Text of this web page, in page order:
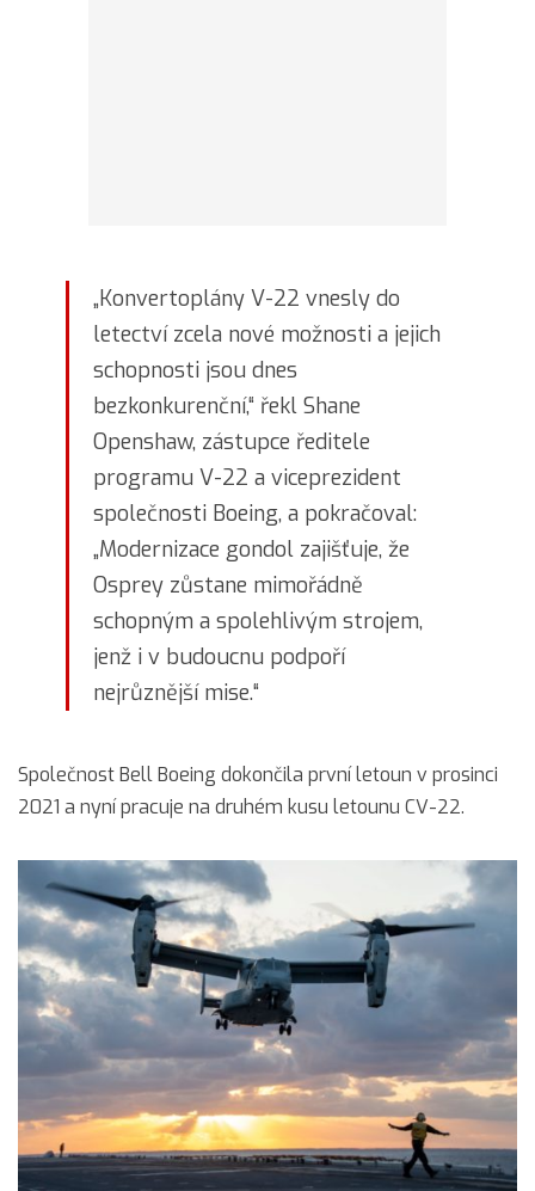
„Konvertoplány V-22 vnesly do
letectví zcela nové možnosti a jejich
schopnosti jsou dnes
bezkonkurenční,“ řekl Shane
Openshaw, zástupce ředitele
programu V-22 a viceprezident
společnosti Boeing, a pokračoval:
„Modernizace gondol zajišťuje, že
Osprey zůstane mimořádně
schopným a spolehlivým strojem,
jenž i v budoucnu podpoří
nejrůznější mise.“
Společnost Bell Boeing dokončila první letoun v prosinci
2021 a nyní pracuje na druhém kusu letounu CV-22.